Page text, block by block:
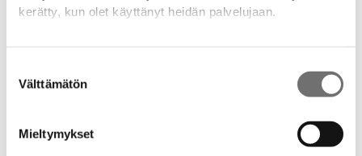
kerätty, kun olet käyttänyt heidän palvelujaan.
Lisätietoja:drop.fi/info/tietosuojaseloste/
valinta
Välttämätön
Mieltymykset
Uusi showroom Turussa
Drop - Vuoden designteko 2015
Drop mukana asuntomessuilla -